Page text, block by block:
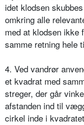
idet klodsen
omkring alle
med at klodsen ikke
samme retning hele
4. Ved vandrør
et kvadrat med
streger, der går
afstanden ind til
cirkel inde i